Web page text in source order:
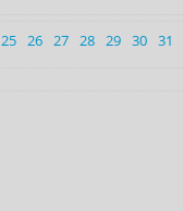
25 26 27 28 29 30 31